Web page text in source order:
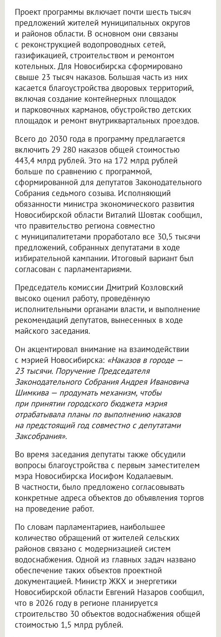
Проект программы включает почти шесть тысяч
предложений жителей муниципальных округов
и районов области. В основном они связаны
с реконструкцией водопроводных сетей,
газификацией, строительством и ремонтом
котельных. Для Новосибирска сформировано
свыше 23 тысяч наказов. Большая часть из них
касается благоустройства дворовых территорий,
включая создание контейнерных площадок
и парковочных карманов, обустройство детских
площадок и ремонт внутриквартальных проездов.
Всего до 2030 года в программу предлагается
включить 29 280 наказов общей стоимостью
443,4 млрд рублей. Это на 172 млрд рублей
больше по сравнению с программой,
сформированной для депутатов Законодательного
Собрания седьмого созыва. Исполняющий
обязанности министра экономического развития
Новосибирской области Виталий Шовтак сообщил,
что правительство региона совместно
с муниципалитетами проработало все 30,5 тысячи
предложений, собранных депутатами в ходе
избирательной кампании. Итоговый вариант был
согласован с парламентариями.
Председатель комиссии Дмитрий Козловский
высоко оценил работу, проведённую
исполнительными органами власти, и выполнение
рекомендаций депутатов, вынесенных в ходе
майского заседания.
Он акцентировал внимание на взаимодействии
с мэрией Новосибирска: «Наказов в городе —
23 тысячи. Поручение Председателя
Законодательного Собрания Андрея Ивановича
Шимкива — продумать механизм, чтобы
при принятии городского бюджета мэрия
отрабатывала планы по выполнению наказов
на предстоящий год совместно с депутатами
Заксобрания».
Во время заседания депутаты также обсудили
вопросы благоустройства с первым заместителем
мэра Новосибирска Иосифом Кодалаевым.
В частности, было предложено согласовывать
конкретные адреса объектов до объявления торгов
на проведение работ.
По словам парламентариев, наибольшее
количество обращений от жителей сельских
районов связано с модернизацией систем
водоснабжения. Одной из главных задач названо
обеспечение таких объектов проектной
документацией. Министр ЖКХ и энергетики
Новосибирской области Евгений Назаров сообщил,
что в 2026 году в регионе планируется
строительство 30 объектов водоснабжения общей
стоимостью 1,5 млрд рублей.